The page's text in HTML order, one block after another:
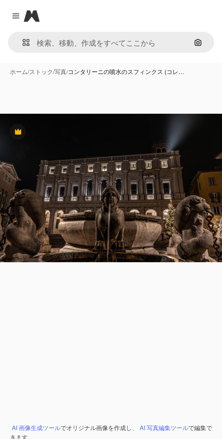
Close menu
Magnific
画像で
ホーム/ストック/写真/コンタリーニの噴水のスフィンクス (コレ…
Premium
AI 画像生成ツールでオリジナル画像を作成し、 AI 写真編集ツールで編集で
きます。